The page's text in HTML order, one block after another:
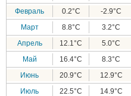
Февраль
0.2°C -2.9°C
Март
8.8°C 3.2°C
Апрель
12.1°C 5.0°C
Май
16.4°C 8.3°C
Июнь
20.9°C 12.9°C
Июль
22.5°C 14.9°C